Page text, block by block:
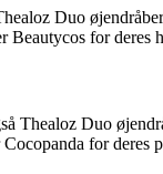
Duo
for deres
Thealoz Duo
for deres